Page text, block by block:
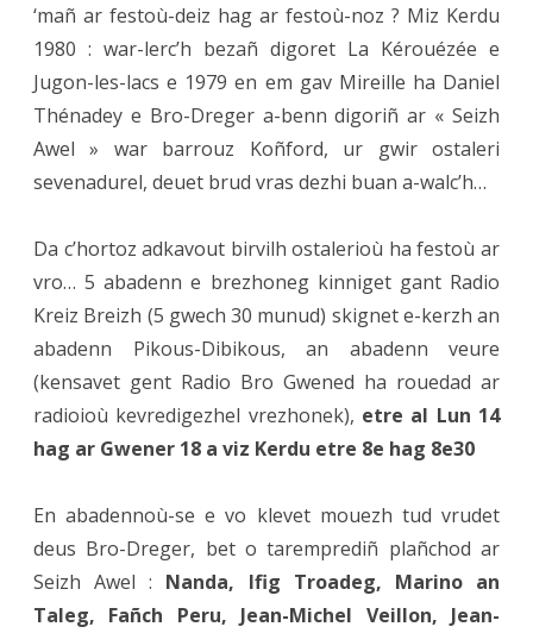
‘mañ ar festoù-deiz hag ar festoù-noz ? Miz Kerdu
1980 : war-lerc’h bezañ digoret La Kérouézée e
Jugon-les-lacs e 1979 en em gav Mireille ha Daniel
Thénadey e Bro-Dreger a-benn digoriñ ar « Seizh
Awel » war barrouz Koñford, ur gwir ostaleri
sevenadurel, deuet brud vras dezhi buan a-walc’h…
Da c’hortoz adkavout birvilh ostalerioù ha festoù ar
vro… 5 abadenn e brezhoneg kinniget gant Radio
Kreiz Breizh (5 gwech 30 munud) skignet e-kerzh an
abadenn Pikous-Dibikous, an abadenn veure
(kensavet gent Radio Bro Gwened ha rouedad ar
radioioù kevredigezhel vrezhonek), etre al Lun 14
hag ar Gwener 18 a viz Kerdu etre 8e hag 8e30
En abadennoù-se e vo klevet mouezh tud vrudet
deus Bro-Dreger, bet o taremprediñ plañchod ar
Seizh Awel : Nanda, Ifig Troadeg, Marino an
Taleg, Fañch Peru, Jean-Michel Veillon, Jean-